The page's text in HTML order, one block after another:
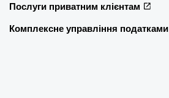
Послуги приватним клієнтам
Комплексне управління податками